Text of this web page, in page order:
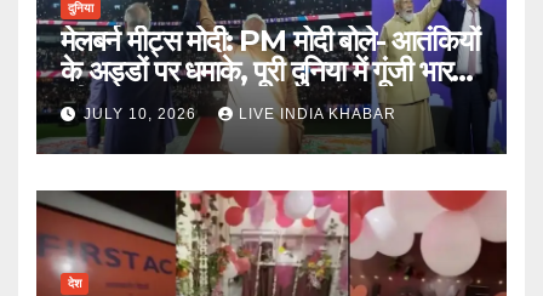
दुनिया
मेलबर्न मीट्स मोदी: PM मोदी बोले- आतंकियों
के अड्डों पर धमाके, पूरी दुनिया में गूंजी भारत
की ताकत
JULY 10, 2026 LIVE INDIA KHABAR
देश